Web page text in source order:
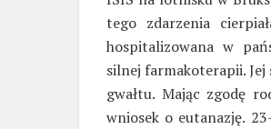
tego zdarzenia
hospitalizowana w
silnej farmakoterapii. Jej
gwałtu. Mając zgodę
wniosek o eutanazję.